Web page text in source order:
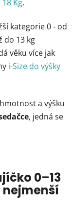
Kg.
kategorie 0 - od
do 13 kg
věku více jak
i-Size do výšky
a výšku
, jedná se
0–13
nejmenší